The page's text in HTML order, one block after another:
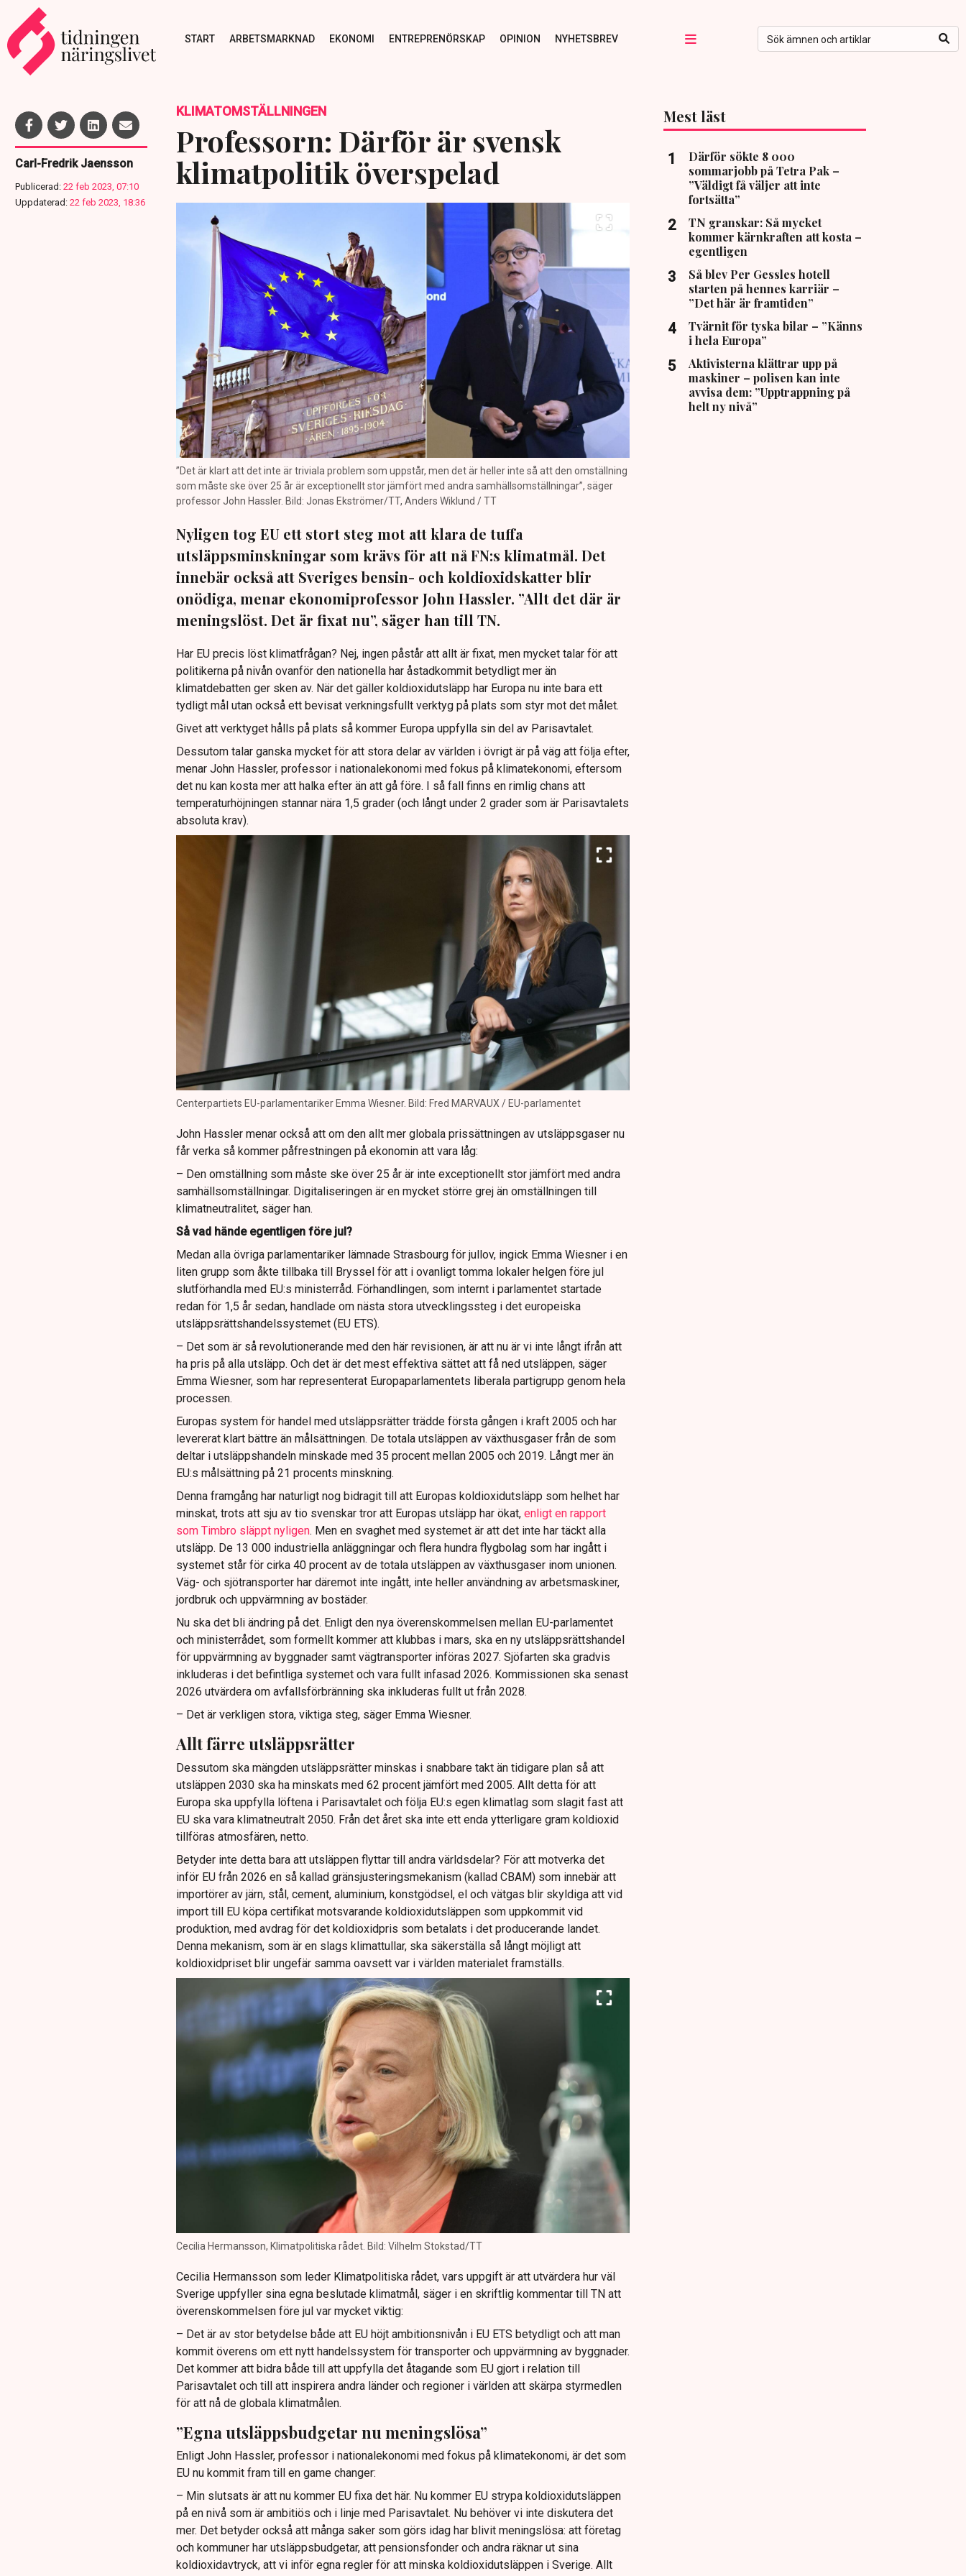
START ARBETSMARKNAD EKONOMI ENTREPRENÖRSKAP OPINION NYHETSBREV
Carl-Fredrik Jaensson
Publicerad: 22 feb 2023, 07:10
Uppdaterad: 22 feb 2023, 18:36
KLIMATOMSTÄLLNINGEN
Professorn: Därför är svensk
klimatpolitik överspelad
”Det är klart att det inte är triviala problem som uppstår, men det är heller inte så att den omställning
som måste ske över 25 år är exceptionellt stor jämfört med andra samhällsomställningar”, säger
professor John Hassler. Bild: Jonas Ekströmer/TT, Anders Wiklund / TT
Nyligen tog EU ett stort steg mot att klara de tuffa
utsläppsminskningar som krävs för att nå FN:s klimatmål. Det
innebär också att Sveriges bensin- och koldioxidskatter blir
onödiga, menar ekonomiprofessor John Hassler. ”Allt det där är
meningslöst. Det är fixat nu”, säger han till TN.
Har EU precis löst klimatfrågan? Nej, ingen påstår att allt är fixat, men mycket talar för att
politikerna på nivån ovanför den nationella har åstadkommit betydligt mer än
klimatdebatten ger sken av. När det gäller koldioxidutsläpp har Europa nu inte bara ett
tydligt mål utan också ett bevisat verkningsfullt verktyg på plats som styr mot det målet.
Givet att verktyget hålls på plats så kommer Europa uppfylla sin del av Parisavtalet.
Dessutom talar ganska mycket för att stora delar av världen i övrigt är på väg att följa efter,
menar John Hassler, professor i nationalekonomi med fokus på klimatekonomi, eftersom
det nu kan kosta mer att halka efter än att gå före. I så fall finns en rimlig chans att
temperaturhöjningen stannar nära 1,5 grader (och långt under 2 grader som är Parisavtalets
absoluta krav).
Centerpartiets EU-parlamentariker Emma Wiesner. Bild: Fred MARVAUX / EU-parlamentet
John Hassler menar också att om den allt mer globala prissättningen av utsläppsgaser nu
får verka så kommer påfrestningen på ekonomin att vara låg:
– Den omställning som måste ske över 25 år är inte exceptionellt stor jämfört med andra
samhällsomställningar. Digitaliseringen är en mycket större grej än omställningen till
klimatneutralitet, säger han.
Så vad hände egentligen före jul?
Medan alla övriga parlamentariker lämnade Strasbourg för jullov, ingick Emma Wiesner i en
liten grupp som åkte tillbaka till Bryssel för att i ovanligt tomma lokaler helgen före jul
slutförhandla med EU:s ministerråd. Förhandlingen, som internt i parlamentet startade
redan för 1,5 år sedan, handlade om nästa stora utvecklingssteg i det europeiska
utsläppsrättshandelssystemet (EU ETS).
– Det som är så revolutionerande med den här revisionen, är att nu är vi inte långt ifrån att
ha pris på alla utsläpp. Och det är det mest effektiva sättet att få ned utsläppen, säger
Emma Wiesner, som har representerat Europaparlamentets liberala partigrupp genom hela
processen.
Europas system för handel med utsläppsrätter trädde första gången i kraft 2005 och har
levererat klart bättre än målsättningen. De totala utsläppen av växthusgaser från de som
deltar i utsläppshandeln minskade med 35 procent mellan 2005 och 2019. Långt mer än
EU:s målsättning på 21 procents minskning.
Denna framgång har naturligt nog bidragit till att Europas koldioxidutsläpp som helhet har
minskat, trots att sju av tio svenskar tror att Europas utsläpp har ökat, enligt en rapport
som Timbro släppt nyligen. Men en svaghet med systemet är att det inte har täckt alla
utsläpp. De 13 000 industriella anläggningar och flera hundra flygbolag som har ingått i
systemet står för cirka 40 procent av de totala utsläppen av växthusgaser inom unionen.
Väg- och sjötransporter har däremot inte ingått, inte heller användning av arbetsmaskiner,
jordbruk och uppvärmning av bostäder.
Nu ska det bli ändring på det. Enligt den nya överenskommelsen mellan EU-parlamentet
och ministerrådet, som formellt kommer att klubbas i mars, ska en ny utsläppsrättshandel
för uppvärmning av byggnader samt vägtransporter införas 2027. Sjöfarten ska gradvis
inkluderas i det befintliga systemet och vara fullt infasad 2026. Kommissionen ska senast
2026 utvärdera om avfallsförbränning ska inkluderas fullt ut från 2028.
– Det är verkligen stora, viktiga steg, säger Emma Wiesner.
Allt färre utsläppsrätter
Dessutom ska mängden utsläppsrätter minskas i snabbare takt än tidigare plan så att
utsläppen 2030 ska ha minskats med 62 procent jämfört med 2005. Allt detta för att
Europa ska uppfylla löftena i Parisavtalet och följa EU:s egen klimatlag som slagit fast att
EU ska vara klimatneutralt 2050. Från det året ska inte ett enda ytterligare gram koldioxid
tillföras atmosfären, netto.
Betyder inte detta bara att utsläppen flyttar till andra världsdelar? För att motverka det
inför EU från 2026 en så kallad gränsjusteringsmekanism (kallad CBAM) som innebär att
importörer av järn, stål, cement, aluminium, konstgödsel, el och vätgas blir skyldiga att vid
import till EU köpa certifikat motsvarande koldioxidutsläppen som uppkommit vid
produktion, med avdrag för det koldioxidpris som betalats i det producerande landet.
Denna mekanism, som är en slags klimattullar, ska säkerställa så långt möjligt att
koldioxidpriset blir ungefär samma oavsett var i världen materialet framställs.
Cecilia Hermansson, Klimatpolitiska rådet. Bild: Vilhelm Stokstad/TT
Cecilia Hermansson som leder Klimatpolitiska rådet, vars uppgift är att utvärdera hur väl
Sverige uppfyller sina egna beslutade klimatmål, säger i en skriftlig kommentar till TN att
överenskommelsen före jul var mycket viktig:
– Det är av stor betydelse både att EU höjt ambitionsnivån i EU ETS betydligt och att man
kommit överens om ett nytt handelssystem för transporter och uppvärmning av byggnader.
Det kommer att bidra både till att uppfylla det åtagande som EU gjort i relation till
Parisavtalet och till att inspirera andra länder och regioner i världen att skärpa styrmedlen
för att nå de globala klimatmålen.
”Egna utsläppsbudgetar nu meningslösa”
Enligt John Hassler, professor i nationalekonomi med fokus på klimatekonomi, är det som
EU nu kommit fram till en game changer:
– Min slutsats är att nu kommer EU fixa det här. Nu kommer EU strypa koldioxidutsläppen
på en nivå som är ambitiös och i linje med Parisavtalet. Nu behöver vi inte diskutera det
mer. Det betyder också att många saker som görs idag har blivit meningslösa: att företag
och kommuner har utsläppsbudgetar, att pensionsfonder och andra räknar ut sina
koldioxidavtryck, att vi inför egna regler för att minska koldioxidutsläppen i Sverige. Allt
Mest läst
Därför sökte 8 000
sommarjobb på Tetra Pak –
”Väldigt få väljer att inte
fortsätta”
TN granskar: Så mycket
kommer kärnkraften att kosta –
egentligen
Så blev Per Gessles hotell
starten på hennes karriär –
”Det här är framtiden”
Tvärnit för tyska bilar – ”Känns
i hela Europa”
Aktivisterna klättrar upp på
maskiner – polisen kan inte
avvisa dem: ”Upptrappning på
helt ny nivå”